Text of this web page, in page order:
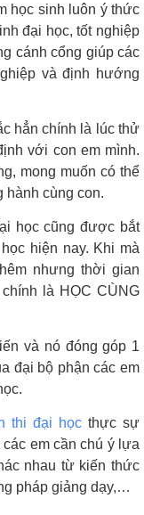
học sinh luôn ý thức
đại học, tốt nghiệp
cánh cổng giúp các
và định hướng
hẳn chính là lúc thử
với con em mình.
mong muốn có thể
cùng con.
học cũng được bắt
hiện nay. Khi mà
nhưng thời gian
là HỌC CÙNG
và nó đóng góp 1
đại bộ phận các em
thi đại học thực sự
em cần chú ý lựa
nhau từ kiến thức
pháp giảng dạy,…